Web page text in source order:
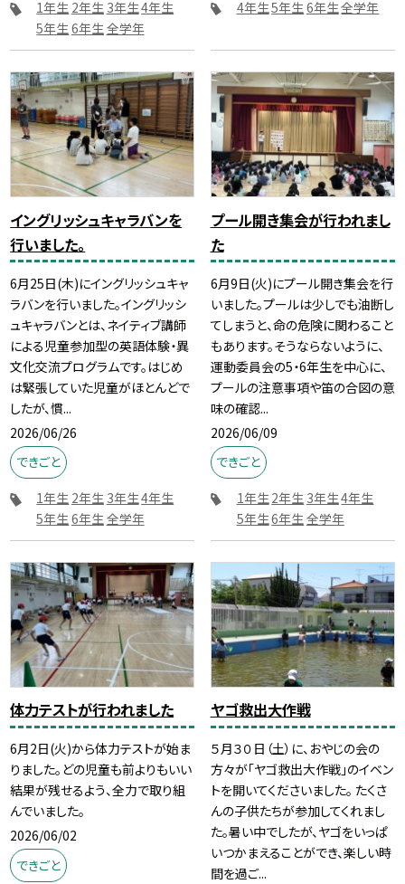
1年生 2年生 3年生4年生
5年生6年生全学年
4年生5年生6年生全学年
イングリッシュキャラバンを
行いました。
6月25日(木)にイングリッシュキャ
ラバンを行いました。イングリッシ
ュキャラバンとは、ネイティブ講師
による児童参加型の英語体験・異
文化交流プログラムです。はじめ
は緊張していた児童がほとんどで
したが、慣...
2026/06/26
できごと
1年生 2年生 3年生4年生
5年生6年生全学年
プール開き集会が行われまし
た
6月9日(火)にプール開き集会を行
いました。プールは少しでも油断し
てしまうと、命の危険に関わること
もあります。そうならないように、
運動委員会の5・6年生を中心に、
プールの注意事項や笛の合図の意
味の確認...
2026/06/09
できごと
1年生2年生 3年生4年生
5年生6年生全学年
体力テストが行われました
6月2日(火)から体力テストが始ま
りました。どの児童も前よりもいい
結果が残せるよう、全力で取り組
んでいました。
2026/06/02
できごと
ヤゴ救出大作戦
５月３０日（土）に、おやじの会の
方々が「ヤゴ救出大作戦」のイベン
トを開いてくださいました。 たくさ
んの子供たちが参加してくれまし
た。暑い中でしたが、ヤゴをいっぱ
いつかまえることができ、楽しい時
間を過ご...